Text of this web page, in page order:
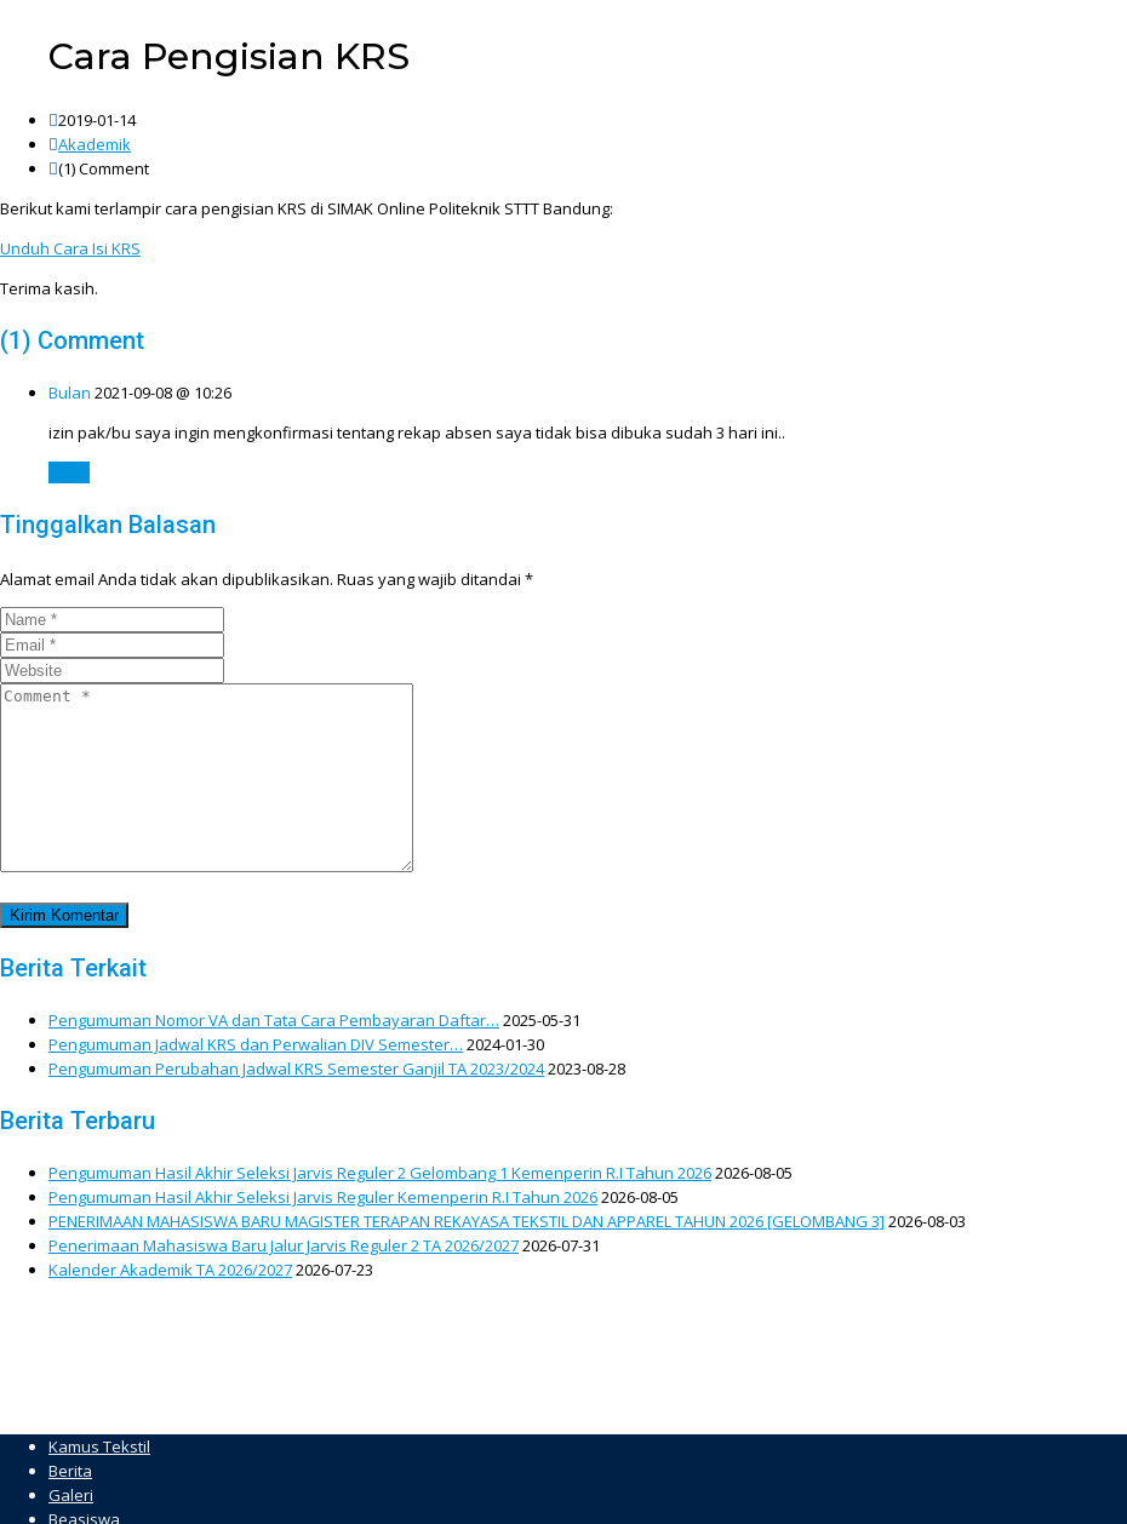
Cara Pengisian KRS
2019-01-14
Akademik
(1)Comment
Berikut kami terlampir cara pengisian KRS di SIMAK Online Politeknik STTT Bandung:
Unduh Cara Isi KRS
Terima kasih.
(1) Comment
Bulan 2021-09-08 @ 10:26
izin pak/bu saya ingin mengkonfirmasi tentang rekap absen saya tidak bisa dibuka sudah 3 hari ini..
Tinggalkan Balasan
Alamat email Anda tidak akan dipublikasikan. Ruas yang wajib ditandai *
Berita Terkait
Pengumuman Nomor VA dan Tata Cara Pembayaran Daftar… 2025-05-31
Pengumuman Jadwal KRS dan Perwalian DIV Semester… 2024-01-30
Pengumuman Perubahan Jadwal KRS Semester Ganjil TA 2023/20242023-08-28
Berita Terbaru
Pengumuman Hasil Akhir Seleksi Jarvis Reguler 2 Gelombang 1 Kemenperin R.I Tahun 20262026-08-05
Pengumuman Hasil Akhir Seleksi Jarvis Reguler Kemenperin R.I Tahun 20262026-08-05
PENERIMAAN MAHASISWA BARU MAGISTER TERAPAN REKAYASA TEKSTIL DAN APPAREL TAHUN 2026 [GELOMBANG 3] 2026-08-03
Penerimaan Mahasiswa Baru Jalur Jarvis Reguler 2 TA 2026/20272026-07-31
Kalender Akademik TA 2026/20272026-07-23
Kamus Tekstil
Berita
Galeri
Beasiswa